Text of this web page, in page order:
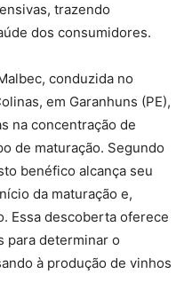
trazendo
dos consumidores.
conduzida no
em Garanhuns (PE),
na concentração de
de maturação. Segundo
benéfico alcança seu
da maturação e,
Essa descoberta oferece
para determinar o
à produção de vinhos